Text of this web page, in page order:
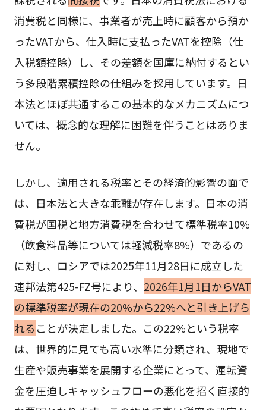
消費税と同様に、事業者が売上時に顧客から預か
ったVATから、仕入時に支払ったVATを控除（仕
入税額控除）し、その差額を国庫に納付するとい
う多段階累積控除の仕組みを採用しています。日
本法とほぼ共通するこの基本的なメカニズムにつ
いては、概念的な理解に困難を伴うことはありま
せん。
しかし、適用される税率とその経済的影響の面で
は、日本法と大きな乖離が存在します。日本の消
費税が国税と地方消費税を合わせて標準税率10%
（飲食料品等については軽減税率8%）であるの
に対し、ロシアでは2025年11月28日に成立した
連邦法第425-FZ号により、 2026年1月1日からVAT
の標準税率が現在の20%から22%へと引き上げら
れる ことが決定しました。この22%という税率
は、世界的に見ても高い水準に分類され、現地で
生産や販売事業を展開する企業にとって、運転資
金を圧迫しキャッシュフローの悪化を招く直接的